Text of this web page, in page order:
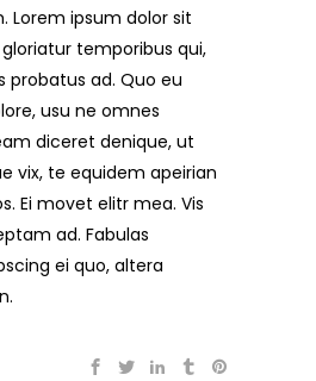
Lorem ipsum dolor sit
temporibus qui,
probatus ad. Quo eu
usu ne omnes
diceret denique, ut
vix, te equidem apeirian
Ei movet elitr mea. Vis
ad. Fabulas
ei quo, altera